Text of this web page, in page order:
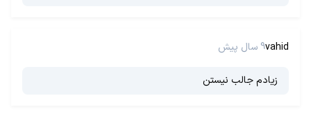
vahid9 سال پیش
زیادم جالب نیستن